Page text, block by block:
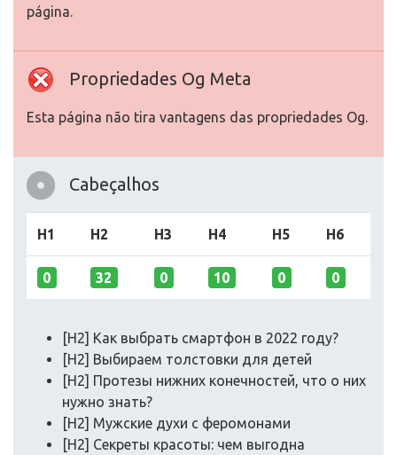
página.
Propriedades Og Meta
Esta página não tira vantagens das propriedades Og.
Cabeçalhos
H1 H2 H3 H4 H5 H6
0 32 0 10 0 0
[H2] Как выбрать смартфон в 2022 году?
[H2] Выбираем толстовки для детей
[H2] Протезы нижних конечностей, что о них
нужно знать?
[H2] Мужские духи с феромонами
[H2] Секреты красоты: чем выгодна